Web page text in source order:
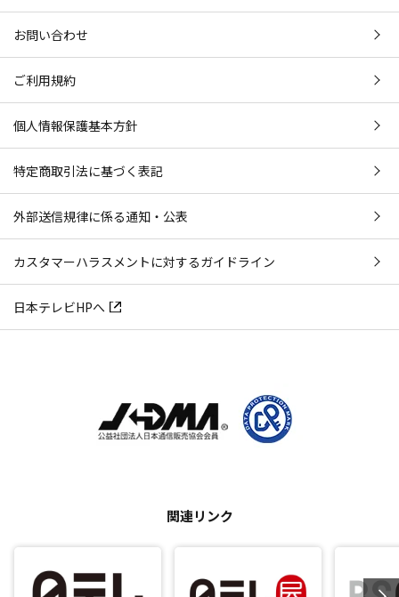
お問い合わせ
ご利用規約
個人情報保護基本方針
特定商取引法に基づく表記
外部送信規律に係る通知・公表
カスタマーハラスメントに対するガイドライン
日本テレビHPへ
関連リンク